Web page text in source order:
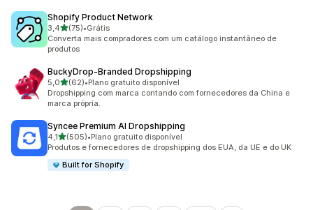
Shopify Product Network
3,4de 5 estrelas
(75)
75 avaliações ao todo
•Grátis
Converta mais compradores com um catálogo instantâneo de
produtos
BuckyDrop‑Branded Dropshipping
5,0de 5 estrelas
(62)
62 avaliações ao todo
•Plano gratuito disponível
Dropshipping com marca contando com fornecedores da China e
marca própria.
Syncee Premium AI Dropshipping
4,1de 5 estrelas
(505)
505 avaliações ao todo
•Plano gratuito disponível
Produtos e fornecedores de dropshipping dos EUA, da UE e do UK
Built for Shopify